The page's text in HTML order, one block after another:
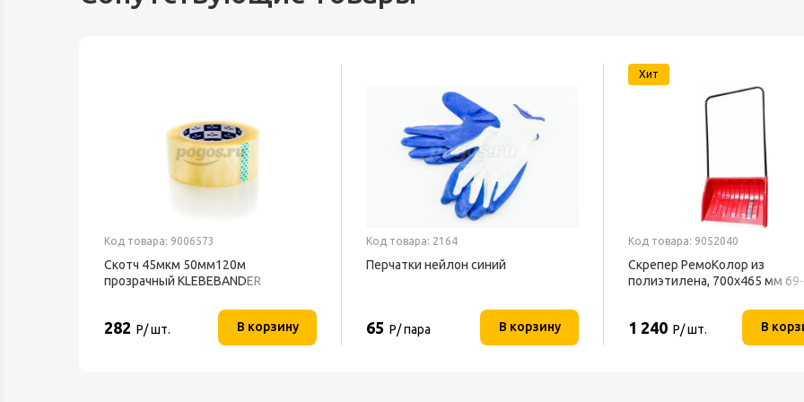
Код товара: 9006573
Скотч 45мкм 50мм120м
прозрачный KLEBEBANDER
282 Р/ шт. В корзину
Код товара: 2164
Перчатки нейлон синий
65 Р/ пара В корзину
Хит
Код товара: 9052040
Скрепер РемоКолор из
полиэтилена, 700x465 мм 69-
1 240 Р/ шт. В